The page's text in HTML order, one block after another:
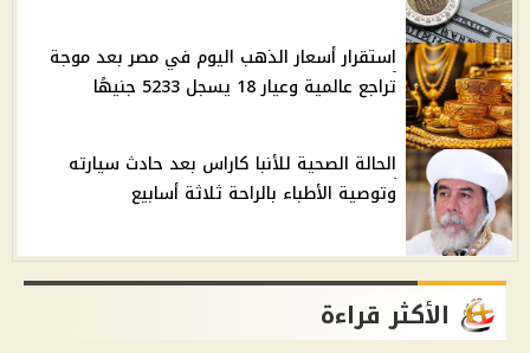
استقرار أسعار الذهب اليوم في مصر بعد موجة
تراجع عالمية وعيار 18 يسجل 5233 جنيهًا
الحالة الصحية للأنبا كاراس بعد حادث سيارته
وتوصية الأطباء بالراحة ثلاثة أسابيع
الأكثر قراءة